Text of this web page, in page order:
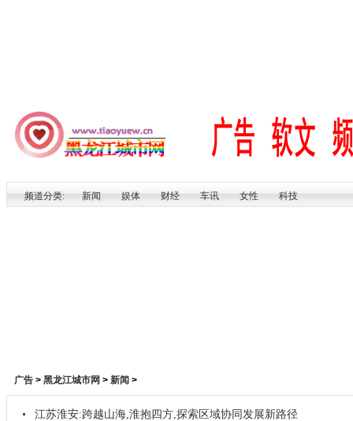
频道分类: 新闻 娱体 财经 车讯 女性 科技
广告 > 黑龙江城市网 > 新闻 >
江苏淮安:跨越山海,淮抱四方,探索区域协同发展新路径